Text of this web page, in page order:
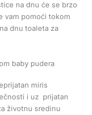
na dnu će se brzo
vam pomoći tokom
dnu toaleta za
baby pudera
miris
i uz prijatan
životnu sredinu